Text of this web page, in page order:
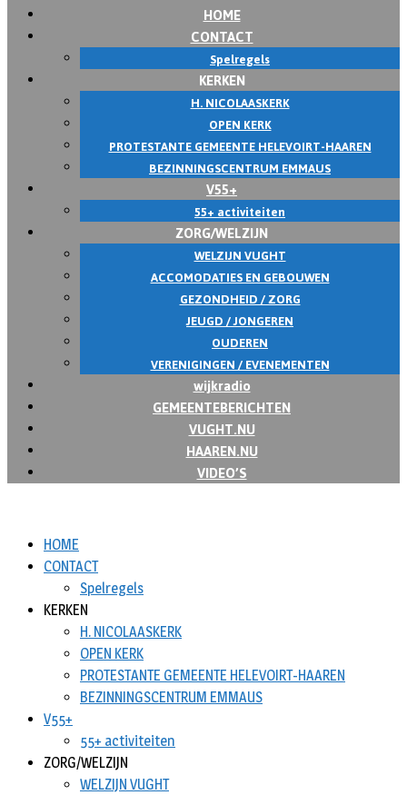
HOME
CONTACT
Spelregels
KERKEN
H. NICOLAASKERK
OPEN KERK
PROTESTANTE GEMEENTE HELEVOIRT-HAAREN
BEZINNINGSCENTRUM EMMAUS
V55+
55+ activiteiten
ZORG/WELZIJN
WELZIJN VUGHT
ACCOMODATIES EN GEBOUWEN
GEZONDHEID / ZORG
JEUGD / JONGEREN
OUDEREN
VERENIGINGEN / EVENEMENTEN
wijkradio
GEMEENTEBERICHTEN
VUGHT.NU
HAAREN.NU
VIDEO’S
HOME
CONTACT
Spelregels
KERKEN
H. NICOLAASKERK
OPEN KERK
PROTESTANTE GEMEENTE HELEVOIRT-HAAREN
BEZINNINGSCENTRUM EMMAUS
V55+
55+ activiteiten
ZORG/WELZIJN
WELZIJN VUGHT